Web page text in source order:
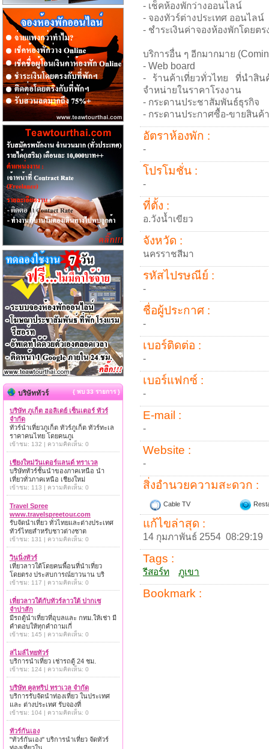
- เช็คห้องพักว่างออนไลน์
- จองทัวร์ต่างประเทศ ออนไลน์
- ชำระเงินค่าจองห้องพักโดยต
บริการอื่น ๆ อีกมากมาย
- Web board
- ร้านค้าเที่ยวทั่วไทย ที่นำสิ
จำหน่ายในราคาโรงงาน
- กระดานประชาสัมพันธ์ธุรกิจ
- กระดานประกาศซื้อ-ขายสินค้า
อัตราห้องพัก :
-
โปรโมชั่น :
-
ที่ตั้ง :
อ.วังน้ำเขียว
จังหวัด :
นครราชสีมา
รหัสไปรษณีย์ :
-
ชื่อผู้ประกาศ :
-
เบอร์ติดต่อ :
-
เบอร์แฟกซ์ :
-
E-mail :
-
Website :
-
สิ่งอำนวยความสะดวก :
Cable TV
แก้ไขล่าสุด :
14 กุมภาพันธ์ 2554 08:29:19
Tags :
รีสอร์ท ภูเขา
Bookmark :
บริษัททัวร์ { พบ 33 รายการ }
บริษัท ภูเก็ต ฮอลิเดย์ เซ็นเตอร์ ทัวร์
จำกัด
ทัวร์นำเที่ยวภูเก็ต ทัวร์ภูเก็ต ทัวร์ทะเล
ราคาคนไทย โดยคนภูเ
เข้าชม: 132 | ความคิดเห็น: 0
เชียงใหม่วันเดอร์แลนด์ ทราเวล
บริษัททัวร์ชั้นนำของภาคเหนือ นำ
เที่ยวทั่วภาคเหนือ เชียงใหม่
เข้าชม: 113 | ความคิดเห็น: 0
Travel Spree
www.travelspreetour.com
รับจัดนำเที่ยว ทั่วไทยและต่างประเทศ
ทัวร์ไทยสำหรับชาวต่างชาต
เข้าชม: 131 | ความคิดเห็น: 0
วินนิ่งทัวร์
เที่ยวลาวใต้โดยคนพื้อนที่นำเที่ยว
โดยตรง ประสบการณ์ยาวนาน บริ
เข้าชม: 117 | ความคิดเห็น: 0
เที่ยวลาวใต้กับทัวร์ลาวใต้ ปากเซ
จำปาสัก
มีรถตู้นำเที่ยวที่อุบลและ กทม.ให้เช่า มี
คำตอบให้ทุกคำถามเกี่
เข้าชม: 145 | ความคิดเห็น: 0
สไมล์ไทยทัวร์
บริการนำเที่ยว เช่ารถตู้ 24 ชม.
เข้าชม: 124 | ความคิดเห็น: 0
บริษัท คูลทริป ทราเวล จำกัด
บริการรับจัดนำท่องเที่ยว ในประเทศ
และ ต่างประเทศ รับจองที่
เข้าชม: 104 | ความคิดเห็น: 0
ทัวร์กันเอง
"ทัวร์กันเอง" บริการนำเที่ยว จัดทัวร์